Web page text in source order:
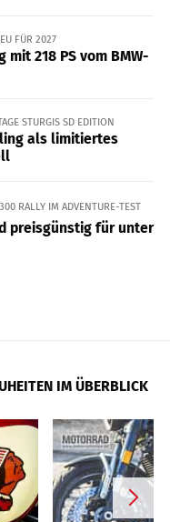
FÜR 2027
mit 218 PS vom BMW-
STURGIS SD EDITION
als limitiertes
RALLY IM ADVENTURE-TEST
preisgünstig für unter
IM ÜBERBLICK